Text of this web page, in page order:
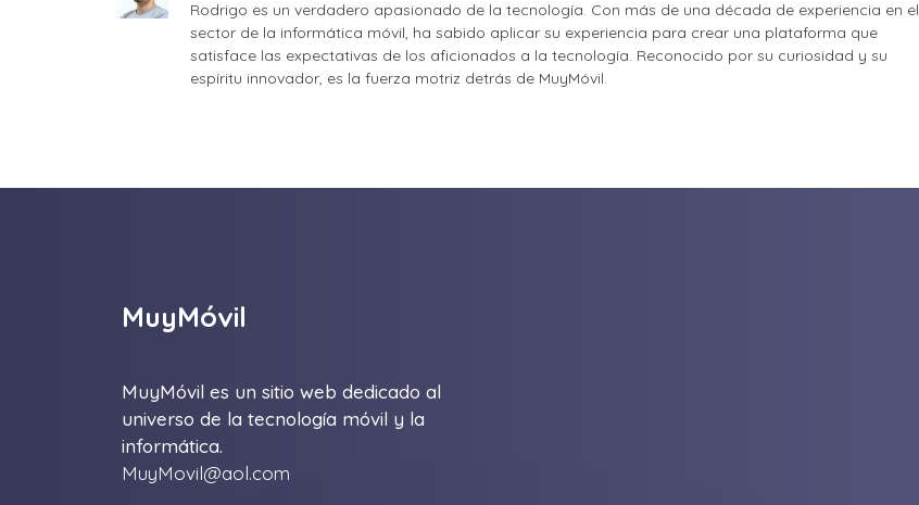
Rodrigo es un verdadero apasionado de la tecnología. Con más de una década de experiencia en el
sector de la informática móvil, ha sabido aplicar su experiencia para crear una plataforma que
satisface las expectativas de los aficionados a la tecnología. Reconocido por su curiosidad y su
espíritu innovador, es la fuerza motriz detrás de MuyMóvil.
MuyMóvil
MuyMóvil es un sitio web dedicado al
universo de la tecnología móvil y la
informática.
MuyMovil@aol.com